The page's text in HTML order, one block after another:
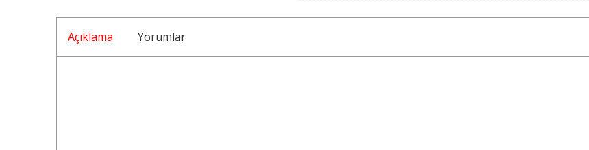
Açıklama Yorumlar